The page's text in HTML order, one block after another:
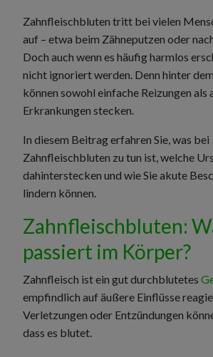
Zahnfleischbluten tritt bei vielen
auf – etwa beim Zähneputzen oder
Doch auch wenn es häufig harmlos
nicht ignoriert werden. Denn hinter
können sowohl einfache Reizungen als
Erkrankungen stecken.
In diesem Beitrag erfahren Sie, was bei
Zahnfleischbluten zu tun ist, welche
dahinterstecken und wie Sie akute
lindern können.
Zahnfleischbluten:
passiert im Körper?
Zahnfleisch ist ein gut durchblutetes
empfindlich auf äußere Einflüsse
Verletzungen oder Entzündungen
dass es blutet.